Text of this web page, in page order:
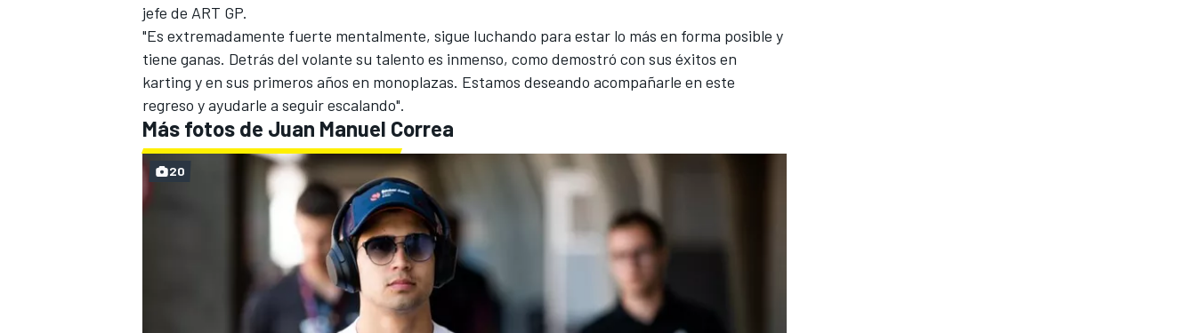
jefe de ART GP.
"Es extremadamente fuerte mentalmente, sigue luchando para estar lo más en forma posible y
tiene ganas. Detrás del volante su talento es inmenso, como demostró con sus éxitos en
karting y en sus primeros años en monoplazas. Estamos deseando acompañarle en este
regreso y ayudarle a seguir escalando".
Más fotos de Juan Manuel Correa
20